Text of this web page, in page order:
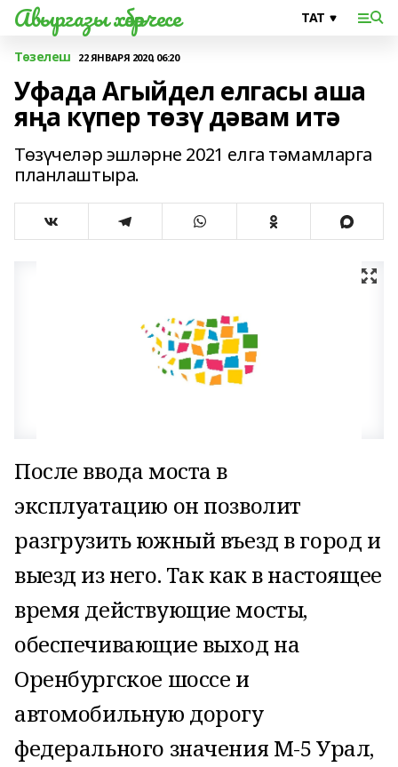
Авыргазы хәбәрчесе
Төзелеш 22 ЯНВАРЯ 2020, 06:20
Уфада Агыйдел елгасы аша
яңа күпер төзү дәвам итә
Төзүчеләр эшләрне 2021 елга тәмамларга
планлаштыра.
После ввода моста в
эксплуатацию он позволит
разгрузить южный въезд в город и
выезд из него. Так как в настоящее
время действующие мосты,
обеспечивающие выход на
Оренбургское шоссе и
автомобильную дорогу
федерального значения М-5 Урал,